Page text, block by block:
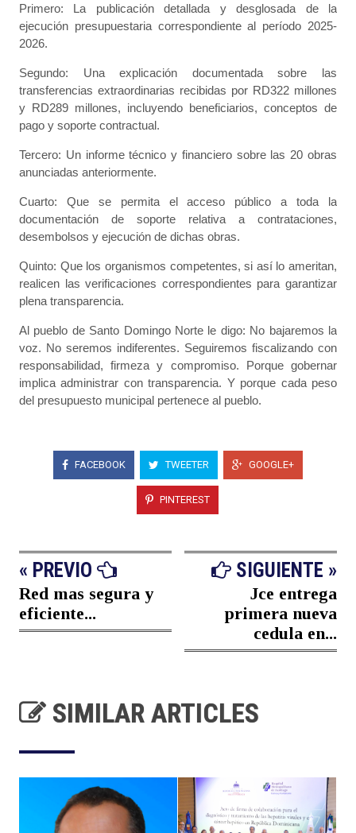
​Primero: La publicación detallada y desglosada de la
ejecución presupuestaria correspondiente al período 2025-
2026.
Segundo: Una explicación documentada sobre las
transferencias extraordinarias recibidas por RD322 millones
y RD289 millones, incluyendo beneficiarios, conceptos de
pago y soporte contractual.
Tercero: Un informe técnico y financiero sobre las 20 obras
anunciadas anteriormente.
Cuarto: Que se permita el acceso público a toda la
documentación de soporte relativa a contrataciones,
desembolsos y ejecución de dichas obras.
Quinto: Que los organismos competentes, si así lo ameritan,
realicen las verificaciones correspondientes para garantizar
plena transparencia.
​Al pueblo de Santo Domingo Norte le digo: No bajaremos la
voz. No seremos indiferentes. Seguiremos fiscalizando con
responsabilidad, firmeza y compromiso. Porque gobernar
implica administrar con transparencia. Y porque cada peso
del presupuesto municipal pertenece al pueblo.
FACEBOOK TWEETER GOOGLE+
PINTEREST
« PREVIO
Red mas segura y
eficiente...
SIGUIENTE »
Jce entrega
primera nueva
cedula en...
SIMILAR ARTICLES